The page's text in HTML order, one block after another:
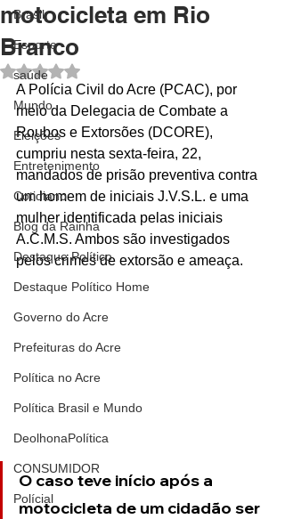
Brasil
Esporte
saúde
Mundo
Eleições
Entretenimento
Cotidiano
Blog da Rainha
Destaque Político
Destaque Político Home
Governo do Acre
Prefeituras do Acre
Política no Acre
Política Brasil e Mundo
DeolhonaPolítica
CONSUMIDOR
Polícial
motocicleta em Rio
Branco
Avaliado com NaN de 5 estrelas.
A Polícia Civil do Acre (PCAC), por
meio da Delegacia de Combate a
Roubos e Extorsões (DCORE),
cumpriu nesta sexta-feira, 22,
mandados de prisão preventiva contra
um homem de iniciais J.V.S.L. e uma
mulher identificada pelas iniciais
A.C.M.S. Ambos são investigados
pelos crimes de extorsão e ameaça.
O caso teve início após a
motocicleta de um cidadão ser